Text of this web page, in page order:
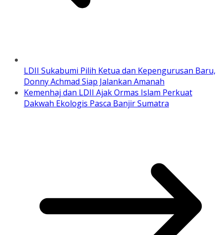
LDII Sukabumi Pilih Ketua dan Kepengurusan Baru,
Donny Achmad Siap Jalankan Amanah
Kemenhaj dan LDII Ajak Ormas Islam Perkuat
Dakwah Ekologis Pasca Banjir Sumatra